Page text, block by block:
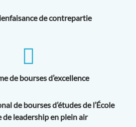
de contrepartie
de bourses d’excellence
de bourses d’études de l’École
de leadership en plein air